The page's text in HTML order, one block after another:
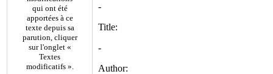
qui ont été
apportées à ce
texte depuis sa
parution, cliquer
sur l'onglet «
Textes
modificatifs ».
-
Title:
-
Author: